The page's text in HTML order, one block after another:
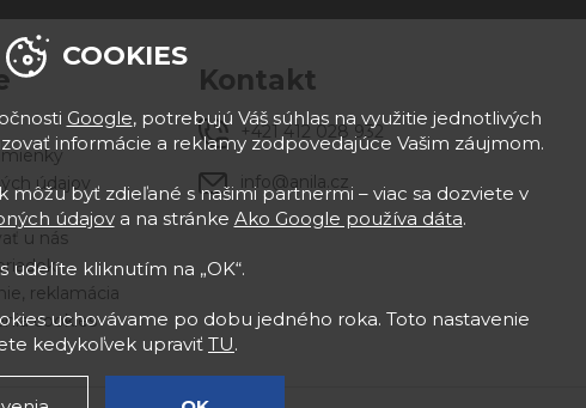
údajov
u nás
reklamácia
cookies
Kontakt
+421 412 028 932
info@anila.cz
COOKIES
Google, potrebujú Váš súhlas na využitie jednotlivých
informácie a reklamy zodpovedajúce Vašim záujmom.
byť zdieľané s našimi partnermi – viac sa dozviete v
údajova na stránke Ako Google používa dáta.
udelíte kliknutím na „OK“.
uchovávame po dobu jedného roka. Toto nastavenie
kedykoľvek upraviť TU.